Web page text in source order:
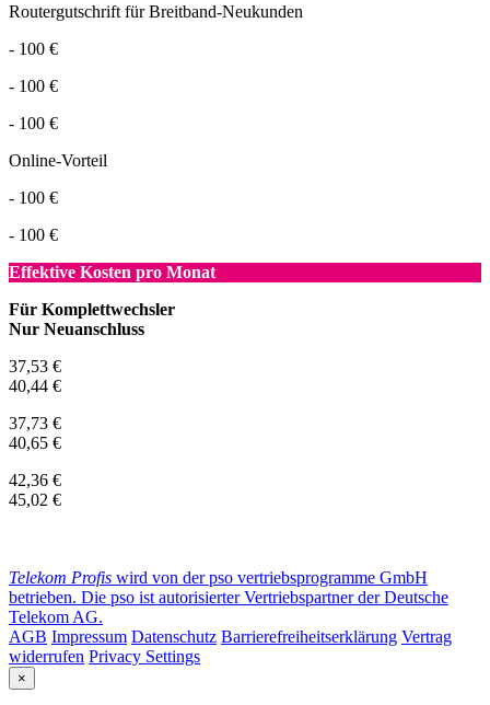
Routergutschrift für Breitband-Neukunden
- 100 €
- 100 €
- 100 €
Online-Vorteil
- 100 €
- 100 €
Effektive Kosten pro Monat
Für Komplettwechsler
Nur Neuanschluss
37,53 €
40,44 €
37,73 €
40,65 €
42,36 €
45,02 €
Telekom Profis wird von der pso vertriebsprogramme GmbH
betrieben. Die pso ist autorisierter Vertriebspartner der Deutsche
Telekom AG.
AGB Impressum Datenschutz Barrierefreiheitserklärung Vertrag
widerrufen Privacy Settings
×